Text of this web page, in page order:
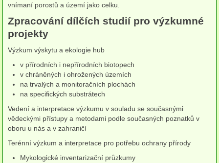
Apothecia
na dřevě
mykorhizni
terestrické saprotrofní
fungikolní
šišky, plody, květy
vnímaní porostů a území jako celku.
Zpracování dílčích studií pro výzkumné
projekty
Výzkum výskytu a ekologie hub
v přírodních i nepřírodních biotopech
v chráněných i ohrožených územích
na trvalých a monitoračních plochách
na specifických substrátech
Vedení a interpretace výzkumu v souladu se současnými
vědeckými přístupy a metodami podle současných poznatků v
oboru u nás a v zahraničí
Terénní výzkum a interpretace pro potřebu ochrany přírody
Mykologické inventarizační průzkumy